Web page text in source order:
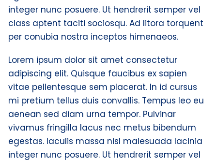
integer nunc posuere. Ut hendrerit semper vel
class aptent taciti sociosqu. Ad litora torquent
per conubia nostra inceptos himenaeos.
Lorem ipsum dolor sit amet consectetur
adipiscing elit. Quisque faucibus ex sapien
vitae pellentesque sem placerat. In id cursus
mi pretium tellus duis convallis. Tempus leo eu
aenean sed diam urna tempor. Pulvinar
vivamus fringilla lacus nec metus bibendum
egestas. Iaculis massa nisl malesuada lacinia
integer nunc posuere. Ut hendrerit semper vel